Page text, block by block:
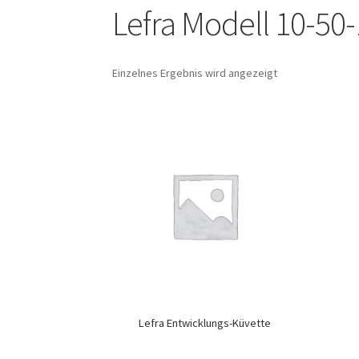
Lefra Modell 10-
Einzelnes Ergebnis wird angezeigt
Lefra Entwicklungs-Küvette